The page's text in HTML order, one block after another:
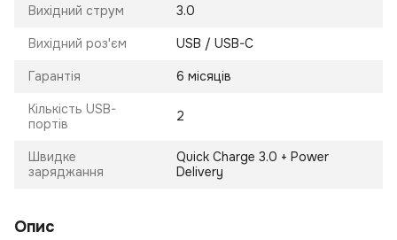
Вихідний струм 3.0
Вихідний роз'єм USB / USB-C
Гарантія 6 місяців
Кількість USB-
портів
2
Швидке
заряджання
Quick Charge 3.0 + Power
Delivery
Опис